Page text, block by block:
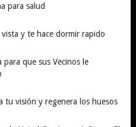
para salud
vista y te hace dormir rapido
para que sus Vecinos le
tu visión y regenera los huesos